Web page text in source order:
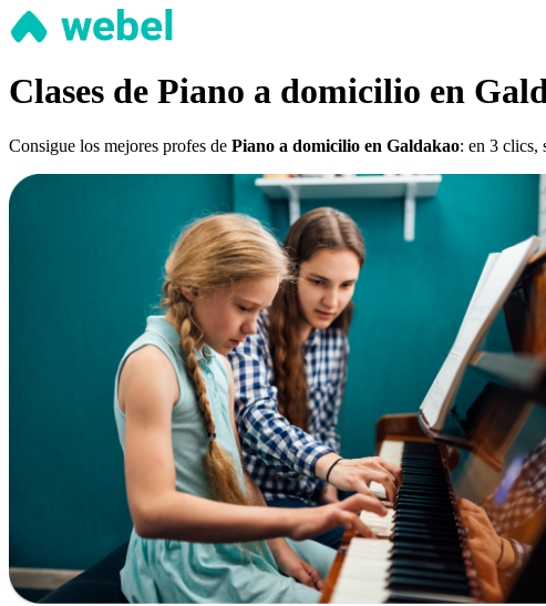
Clases de Piano a domicilio en
Consigue los mejores profes de Piano a domicilio en Galdakao: en 3 clics,